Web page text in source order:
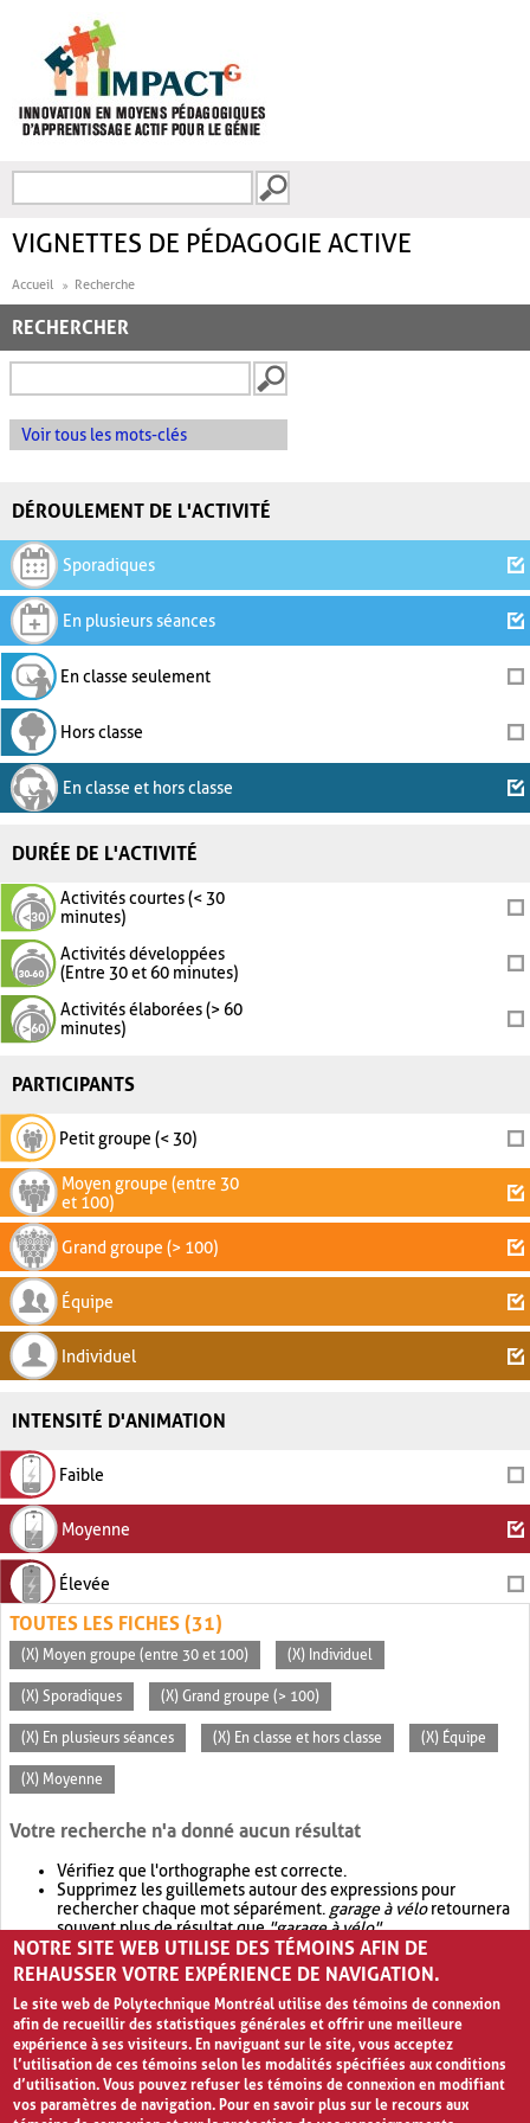
FORMULAIRE DE
VIGNETTES DE PÉDAGOGIE ACTIVE
Accueil Recherche
RECHERCHER
Voir tous les mots-clés
DÉROULEMENT DE L'ACTIVITÉ
Sporadiques
En plusieurs séances
En classe seulement
Hors classe
En classe et hors classe
DURÉE DE L'ACTIVITÉ
Activités courtes (< 30
minutes)
Activités développées
(Entre 30 et 60 minutes)
Activités élaborées (> 60
minutes)
PARTICIPANTS
Petit groupe (< 30)
Moyen groupe (entre 30
et 100)
Grand groupe (> 100)
Équipe
Individuel
INTENSITÉ D'ANIMATION
Faible
Moyenne
Élevée
TOUTES LES FICHES (31)
(X) Moyen groupe (entre 30 et 100) (X) Individuel
(X) Sporadiques (X) Grand groupe (> 100)
(X) En plusieurs séances (X) En classe et hors classe (X) Équipe
(X) Moyenne
Votre recherche n'a donné aucun résultat
Vérifiez que l'orthographe est correcte.
Supprimez les guillemets autour des expressions pour
rechercher chaque mot séparément. garage à véloretournera
souvent plus de résultat que"garage à vélo".
Envisagez d'élargir votre recherche avec OR.garage OR vélo
retournera souvent plus de résultat quegarage à vélo
NOTRE SITE WEB UTILISE DES TÉMOINS AFIN DE
REHAUSSER VOTRE EXPÉRIENCE DE NAVIGATION.
Le site web de Polytechnique Montréal utilise des témoins de connexion
afin de recueillir des statistiques générales et offrir une meilleure
expérience à ses visiteurs. En naviguant sur le site, vous acceptez
l’utilisation de ces témoins selon les modalités spécifiées aux conditions
d’utilisation. Vous pouvez refuser les témoins de connexion en modifiant
vos paramètres de navigation. Pour en savoir plus sur le recours aux